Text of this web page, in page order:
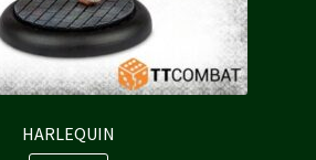
HARLEQUIN